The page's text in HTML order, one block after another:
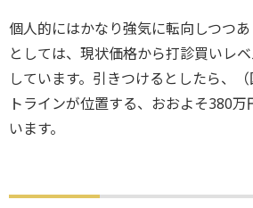
個人的にはかなり強気に転向しつつ
としては、現状価格から打診買いレ
しています。引きつけるとしたら、
トラインが位置する、おおよそ380
います。